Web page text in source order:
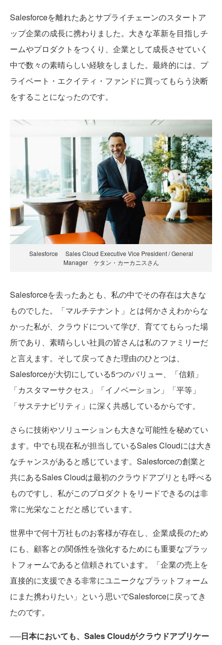
Salesforceを離れたあとサプライチェーンのスタートア
ップ企業の成長に携わりました。大きな革新を目指しチ
ームやプロダクトをつくり、企業として成長させていく
中で数々の素晴らしい経験をしました。最終的には、プ
ライベート・エクイティ・ファンドに買ってもらう決断
をすることになったのです。
Salesforce Sales Cloud Executive Vice President / General
Manager ケタン・カーカニスさん
Salesforceを去ったあとも、私の中でその存在は大きな
ものでした。「マルチテナント」とは何かさえわからな
かった私が、クラウドについて学び、育ててもらった場
所であり、素晴らしい社員の皆さんは私のファミリーだ
と言えます。そして戻ってきた理由のひとつは、
Salesforceが大切にしている5つのバリュー、「信頼」
「カスタマーサクセス」「イノベーション」「平等」
「サステナビリティ」に深く共感しているからです。
さらに技術やソリューションも大きな可能性を秘めてい
ます。中でも現在私が担当しているSales Cloudには大き
なチャンスがあると感じています。Salesforceの創業と
共にあるSales Cloudは最初のクラウドアプリとも呼べる
ものですし、私がこのプロダクトをリードできるのは非
常に光栄なことだと感じています。
世界中で何十万社ものお客様が存在し、企業成長のため
にも、顧客との関係性を強化するためにも重要なプラッ
トフォームであると信頼されています。「企業の売上を
直接的に支援できる非常にユニークなプラットフォーム
にまた携わりたい」という思いでSalesforceに戻ってき
たのです。
──日本においても、Sales Cloudがクラウドアプリケー